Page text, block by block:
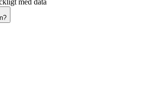
med data